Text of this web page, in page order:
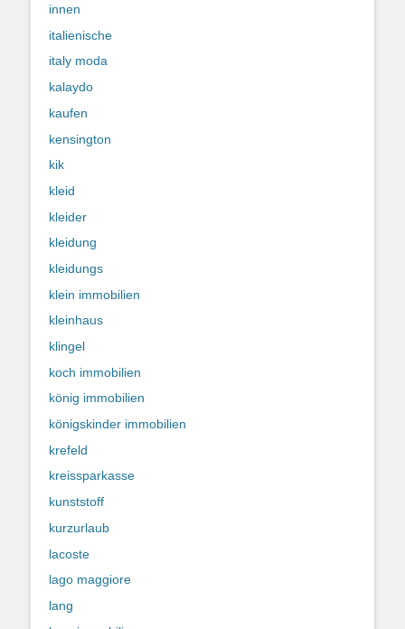
innen
italienische
italy moda
kalaydo
kaufen
kensington
kik
kleid
kleider
kleidung
kleidungs
klein immobilien
kleinhaus
klingel
koch immobilien
könig immobilien
königskinder immobilien
krefeld
kreissparkasse
kunststoff
kurzurlaub
lacoste
lago maggiore
lang